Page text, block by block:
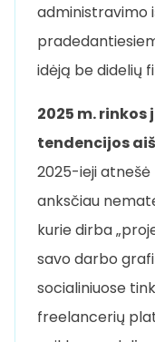
administravimo
idėją be didelių
2025 m.
tendencijos
2025-ieji
anksčiau
kurie dirba
savo darbo
socialiniuose
freelancerių